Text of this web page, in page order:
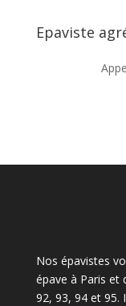
Epaviste
Nos épavistes
épave à Paris et
92, 93, 94 et